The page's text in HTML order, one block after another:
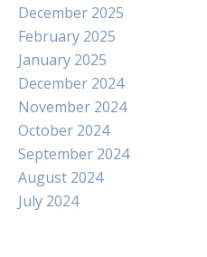
December 2025
February 2025
January 2025
December 2024
November 2024
October 2024
September 2024
August 2024
July 2024